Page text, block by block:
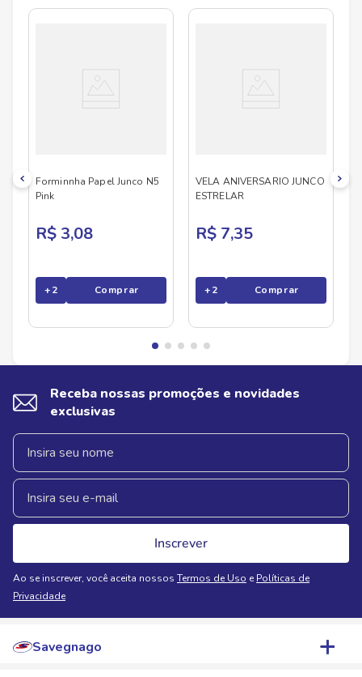
Altura 0.27cm
Comprimento
de produtos JUNCO, confira abaixo:
Forminnha Papel Junco N5
Pink
R$ 3,08
+2 Comprar
VELA ANIVERSARIO JUNCO
ESTRELAR
R$ 7,35
+2 Comprar
Receba nossas promoções e novidades
exclusivas
Inscrever
Ao se inscrever, você aceita nossos Termos de Uso e Políticas de
Privacidade
Savegnago